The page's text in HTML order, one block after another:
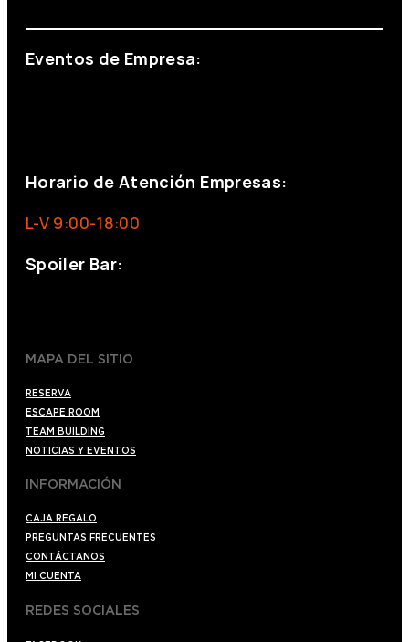
Eventos de Empresa:
Horario de Atención Empresas:
L-V 9:00-18:00
Spoiler Bar:
MAPA DEL SITIO
RESERVA
ESCAPE ROOM
TEAM BUILDING
NOTICIAS Y EVENTOS
INFORMACIÓN
CAJA REGALO
PREGUNTAS FRECUENTES
CONTÁCTANOS
MI CUENTA
REDES SOCIALES